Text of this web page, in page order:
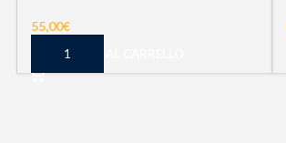
55,00€
AGGIUNGI AL CARRELLO